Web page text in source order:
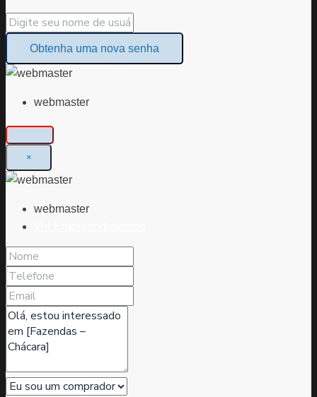
Obtenha uma nova senha
webmaster
×
webmaster